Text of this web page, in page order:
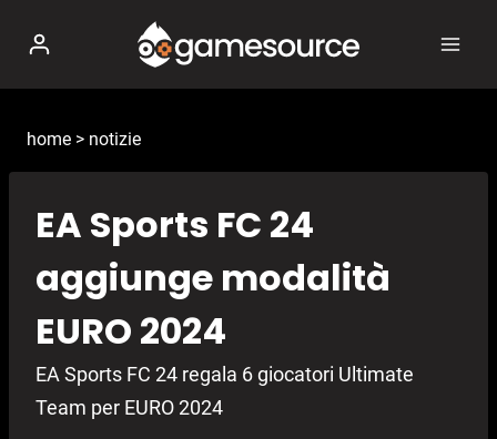
contenuto
home > notizie
EA Sports FC 24
aggiunge modalità
EURO 2024
EA Sports FC 24 regala 6 giocatori Ultimate
Team per EURO 2024